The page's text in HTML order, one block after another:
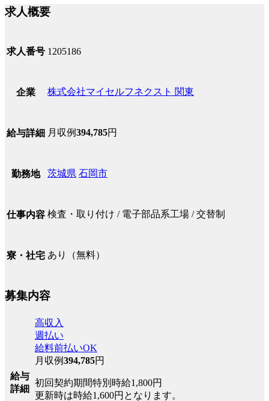
求人概要
求人番号 1205186
企業 株式会社マイセルフネクスト 関東
給与詳細 月収例394,785円
勤務地 茨城県 石岡市
仕事内容 検査・取り付け / 電子部品系工場 / 交替制
寮・社宅 あり（無料）
募集内容
給与
詳細
高収入
週払い
給料前払いOK
月収例394,785円
初回契約期間特別時給1,800円
更新時は時給1,600円となります。